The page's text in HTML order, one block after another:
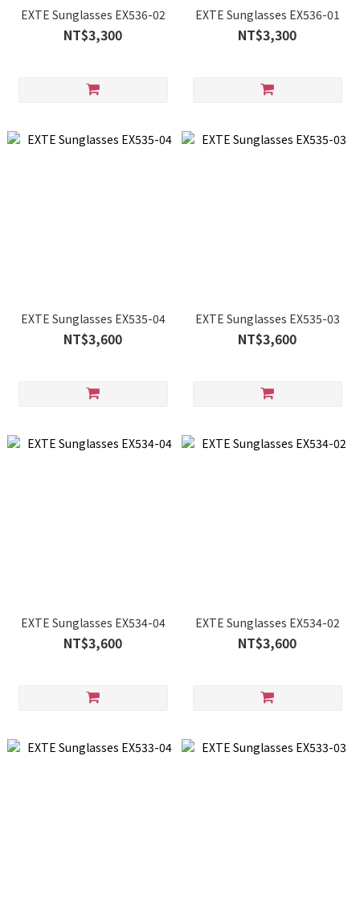
EXTE Sunglasses EX536-02
NT$3,300
EXTE Sunglasses EX536-01
NT$3,300
EXTE Sunglasses EX535-04
NT$3,600
EXTE Sunglasses EX535-03
NT$3,600
EXTE Sunglasses EX534-04
NT$3,600
EXTE Sunglasses EX534-02
NT$3,600